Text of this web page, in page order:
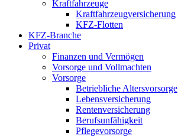
Kraftfahrzeuge
Kraftfahrzeugversicherung
KFZ-Flotten
KFZ-Branche
Privat
Finanzen und Vermögen
Vorsorge und Vollmachten
Vorsorge
Betriebliche Altersvorsorge
Lebensversicherung
Rentenversicherung
Berufsunfähigkeit
Pflegevorsorge